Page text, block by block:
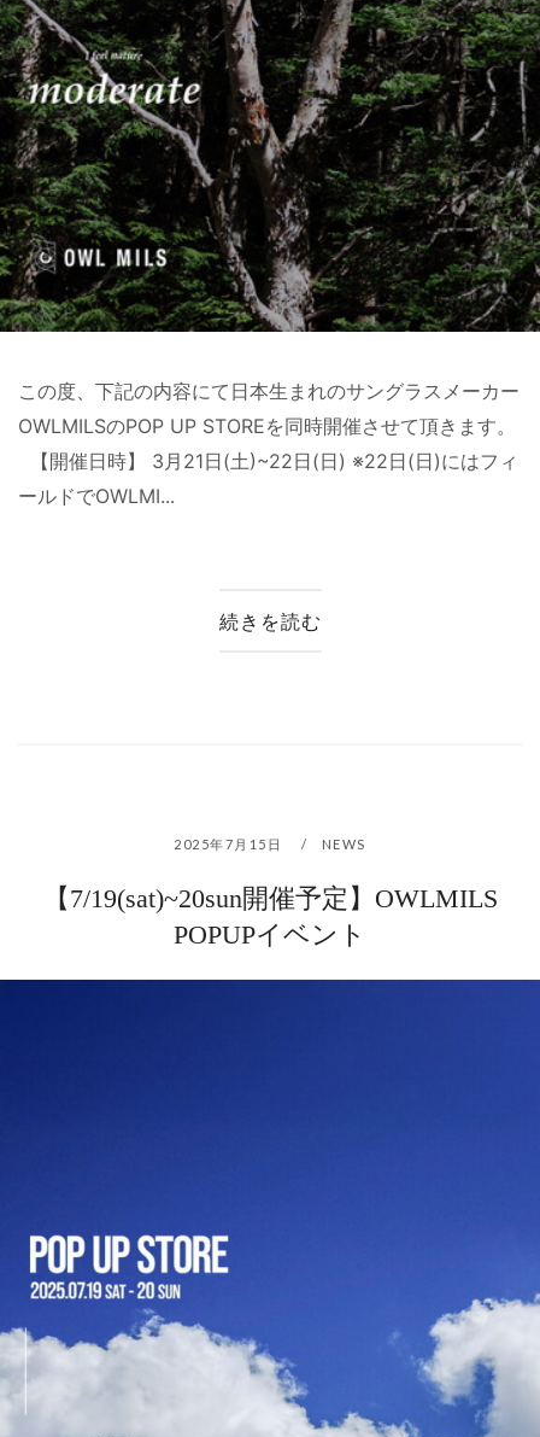
この度、下記の内容にて日本生まれのサングラスメーカー
OWLMILSのPOP UP STOREを同時開催させて頂きます。
【開催日時】 3月21日(土)~22日(日) ※22日(日)にはフィ
ールドでOWLMI...
続きを読む
2025年7月15日 NEWS
【7/19(sat)~20sun開催予定】OWLMILS
POPUPイベント